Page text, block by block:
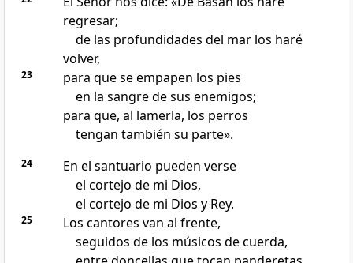
regresar;
de las profundidades del mar los haré
volver,
23
para que se empapen los pies
en la sangre de sus enemigos;
para que, al lamerla, los perros
tengan también su parte».
24
En el santuario pueden verse
el cortejo de mi Dios,
el cortejo de mi Dios y Rey.
25
Los cantores van al frente,
seguidos de los músicos de cuerda,